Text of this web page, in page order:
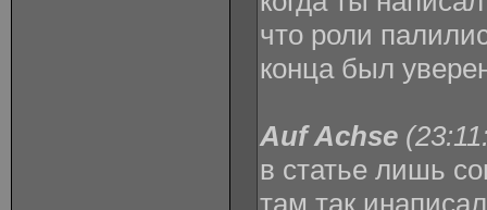
что роли
конца был
Auf Achse
в статье лишь
там так